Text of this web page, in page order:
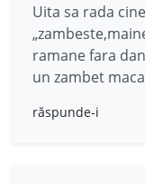
Uita sa rada
ramane fara
un zambet
răspunde-i